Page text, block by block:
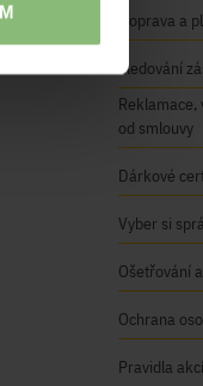
Doprava a
Sledování
Reklamace,
od smlouvy
Dárkové
Vyber si
Ošetřování
Ochrana
Pravidla akcí